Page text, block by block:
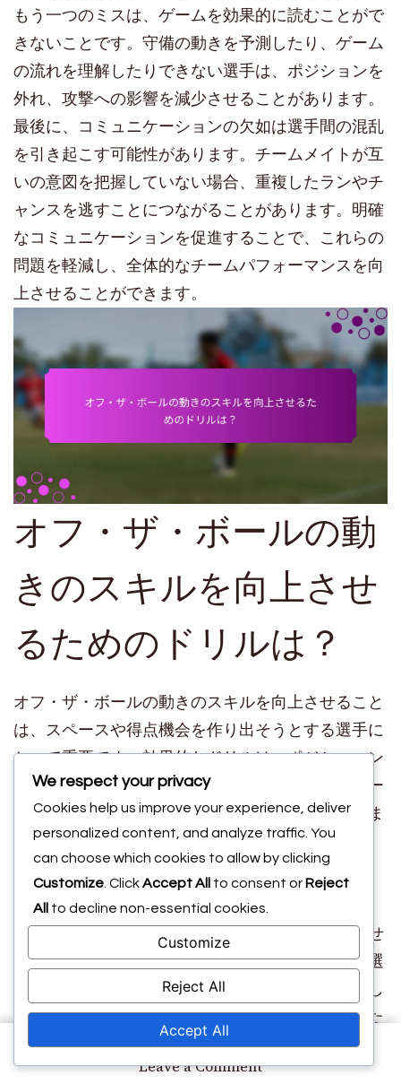
Leave a Commenton
もう一つのミスは、ゲームを効果的に読むことがで
きないことです。守備の動きを予測したり、ゲーム
の流れを理解したりできない選手は、ポジションを
外れ、攻撃への影響を減少させることがあります。
最後に、コミュニケーションの欠如は選手間の混乱
を引き起こす可能性があります。チームメイトが互
いの意図を把握していない場合、重複したランやチ
ャンスを逃すことにつながることがあります。明確
なコミュニケーションを促進することで、これらの
問題を軽減し、全体的なチームパフォーマンスを向
上させることができます。
オフ・ザ・ボールの動
きのスキルを向上させ
るためのドリルは？
オフ・ザ・ボールの動きのスキルを向上させること
は、スペースや得点機会を作り出そうとする選手に
とって重要です。効果的なドリルは、ポジショニン
グ、タイミング、認識に焦点を当て、選手がフィー
ルド上でよりダイナミックになることを可能にしま
す。
選手のための個別ドリル
個別ドリルは、オフ・ザ・ボールの動きを発展させ
るために不可欠です。これらのエクササイズは、選
手がボールを受け取るために効果的に自分を配置し
たり、チームメイトのためにスペースを作り出した
りする方法を理解するのに役立ちます。重要な要素
には、ランのタイミングや移動するべき適切な瞬間
We respect your privacy
Cookies help us improve your experience, deliver
personalized content, and analyze traffic. You
can choose which cookies to allow by clicking
Customize . ClickAccept All to consent or Reject
All
to decline non-essential cookies.
Customize
Reject All
Accept All